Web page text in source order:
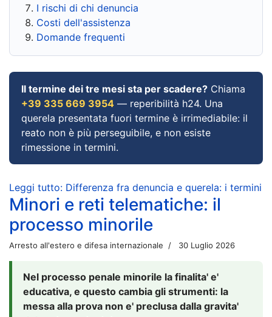
I rischi di chi denuncia
Costi dell'assistenza
Domande frequenti
Il termine dei tre mesi sta per scadere? Chiama
+39 335 669 3954 — reperibilità h24. Una
querela presentata fuori termine è irrimediabile: il
reato non è più perseguibile, e non esiste
rimessione in termini.
Leggi tutto: Differenza fra denuncia e querela: i termini
Minori e reti telematiche: il
processo minorile
Arresto all'estero e difesa internazionale 30 Luglio 2026
Nel processo penale minorile la finalita' e'
educativa, e questo cambia gli strumenti: la
messa alla prova non e' preclusa dalla gravita'